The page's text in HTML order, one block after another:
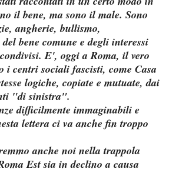
il bene, ma sono il male. Sono
angherie, bullismo,
bene comune e degli interessi
E', oggi a Roma, il vero
i centri sociali fascisti, come Casa
logiche, copiate e mutuate, dai
"di sinistra".
difficilmente immaginabili e
lettera ci va anche fin troppo
anche noi nella trappola
Est sia in declino a causa